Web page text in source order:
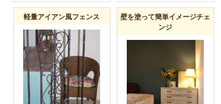
軽量アイアン風フェンス
壁を塗って簡単イメージチェ
ンジ